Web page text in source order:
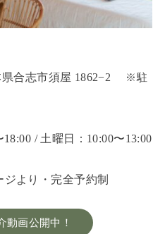
県合志市須屋 1862−2
※駐
18:00 / 土曜日：10:00〜13:00
ジより・完全予約制
動画公開中！